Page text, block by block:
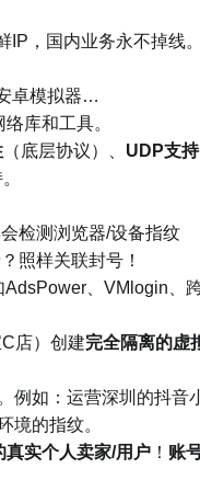
IP，国内业务永不掉线。
卓模拟器…
库和工具。
（底层协议）、 UDP支持
检测浏览器/设备指纹
照样关联封号！
AdsPower、VMlogin、
店）创建完全隔离的虚
。例如：运营深圳的抖音
境的指纹。
真实个人卖家/用户 ！ 账